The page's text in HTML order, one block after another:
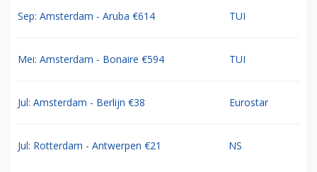
Sep: Amsterdam - Aruba €614 TUI
Mei: Amsterdam - Bonaire €594 TUI
Jul: Amsterdam - Berlijn €38 Eurostar
Jul: Rotterdam - Antwerpen €21 NS